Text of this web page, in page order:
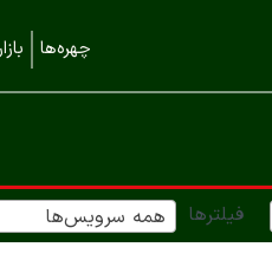
چهره‌ها
فیلترها همه سرویس‌ها